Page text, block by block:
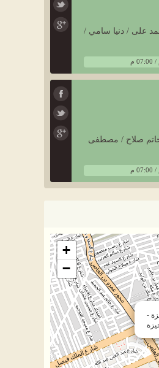
على / دنيا سامي /
حاتم صلاح / مصطفى
-
+
−